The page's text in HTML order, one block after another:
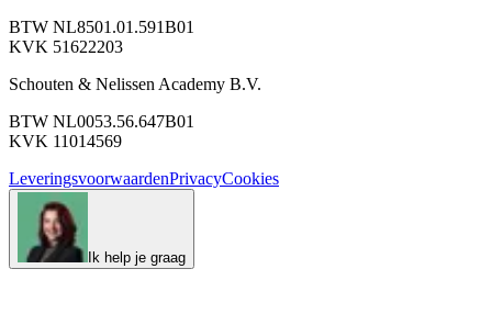
BTW NL8501.01.591B01
KVK 51622203
Schouten & Nelissen Academy B.V.
BTW NL0053.56.647B01
KVK 11014569
LeveringsvoorwaardenPrivacyCookies
Ik help je graag